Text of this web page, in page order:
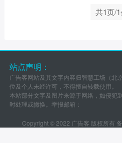
共1页/
站点声明：
广告客网站及其文字内容归智慧工场（北
位及个人未经许可，不得擅自转载使用。
本站部分文字及图片来源于网络，如侵犯
时处理或撤换。举报邮箱：
Copyright © 2022 广告客 版权所有 备